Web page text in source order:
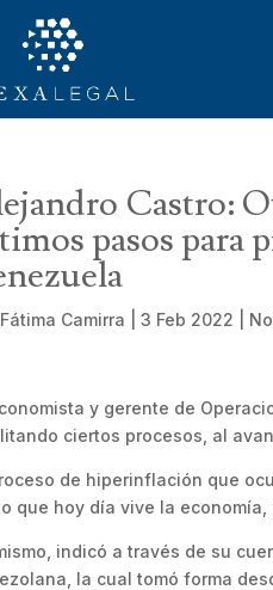
Castro:
pasos para
Fátima Camirra |3 Feb 2022
y gerente de
ciertos procesos, al
de hiperinflación que
que hoy día vive la
indicó a través de su
la cual tomó forma